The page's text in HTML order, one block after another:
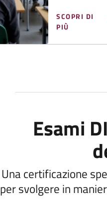
SCOPRI DI
PIÙ
Esami
Una certificazione
per svolgere in